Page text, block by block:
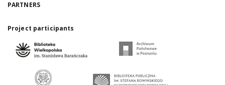
PARTNERS
Project participants